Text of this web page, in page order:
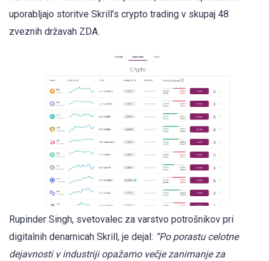
uporabljajo storitve Skrill’s crypto trading v skupaj 48
zveznih državah ZDA.
Rupinder Singh, svetovalec za varstvo potrošnikov pri
digitalnih denarnicah Skrill, je dejal: “Po porastu celotne
dejavnosti v industriji opažamo večje zanimanje za